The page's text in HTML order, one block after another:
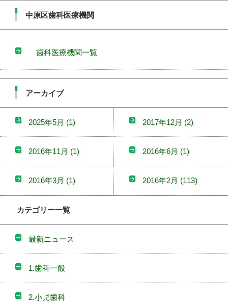
中原区歯科医療機関
歯科医療機関一覧
アーカイブ
2025年5月 (1) 2017年12月 (2)
2016年11月 (1) 2016年6月 (1)
2016年3月 (1) 2016年2月 (113)
カテゴリー一覧
最新ニュース
1.歯科一般
2.小児歯科